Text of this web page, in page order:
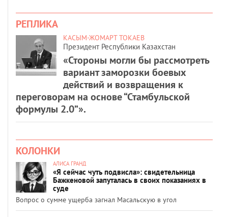
РЕПЛИКА
КАСЫМ-ЖОМАРТ ТОКАЕВ
Президент Республики Казахстан
«Стороны могли бы рассмотреть
вариант заморозки боевых
действий и возвращения к
переговорам на основе “Стамбульской
формулы 2.0”».
КОЛОНКИ
АЛИСА ГРАНД
«Я сейчас чуть подвисла»: свидетельница
Бажкеновой запуталась в своих показаниях в
суде
Вопрос о сумме ущерба загнал Масальскую в угол